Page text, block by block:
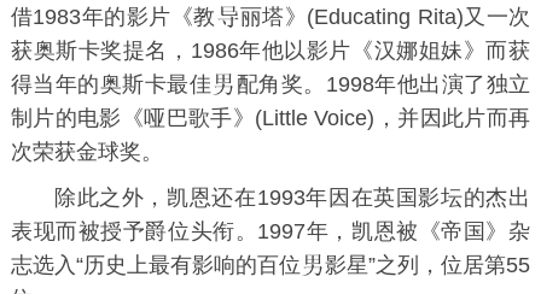
借1983年的影片《教
丽塔》(Educating Rita)又一次
获奥斯卡奖提名，1986年他以影片《汉娜姐妹》而获
得当年的奥斯卡最佳
配角奖。1998年他出演了独立
制片的电影《哑巴歌手》(Little Voice)，并因此片而再
次荣获金球奖。
除此之外，凯恩还在1993年因在英国影坛的杰出
表现而被授予爵位头衔。1997年，凯恩被《帝国》杂
志选入“历史上最有影响的百位
影星”之列，位居第55